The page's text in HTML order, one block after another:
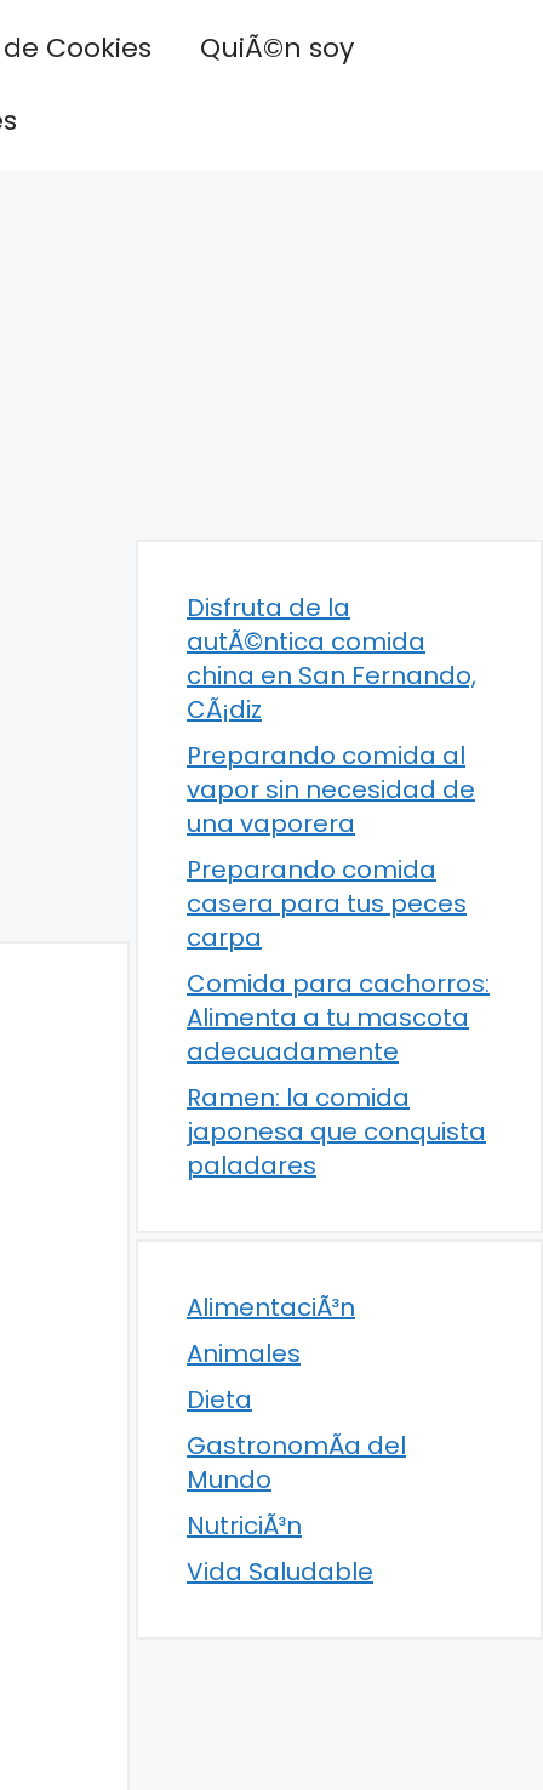
Cookies
QuiÃ©n soy
Disfruta de la
autÃ©ntica comida
china en San Fernando,
CÃ¡diz
Preparando comida al
vapor sin necesidad de
una vaporera
Preparando comida
casera para tus peces
carpa
Comida para cachorros:
Alimenta a tu mascota
adecuadamente
Ramen: la comida
japonesa que conquista
paladares
AlimentaciÃ³n
Animales
Dieta
GastronomÃ­a del
Mundo
NutriciÃ³n
Vida Saludable